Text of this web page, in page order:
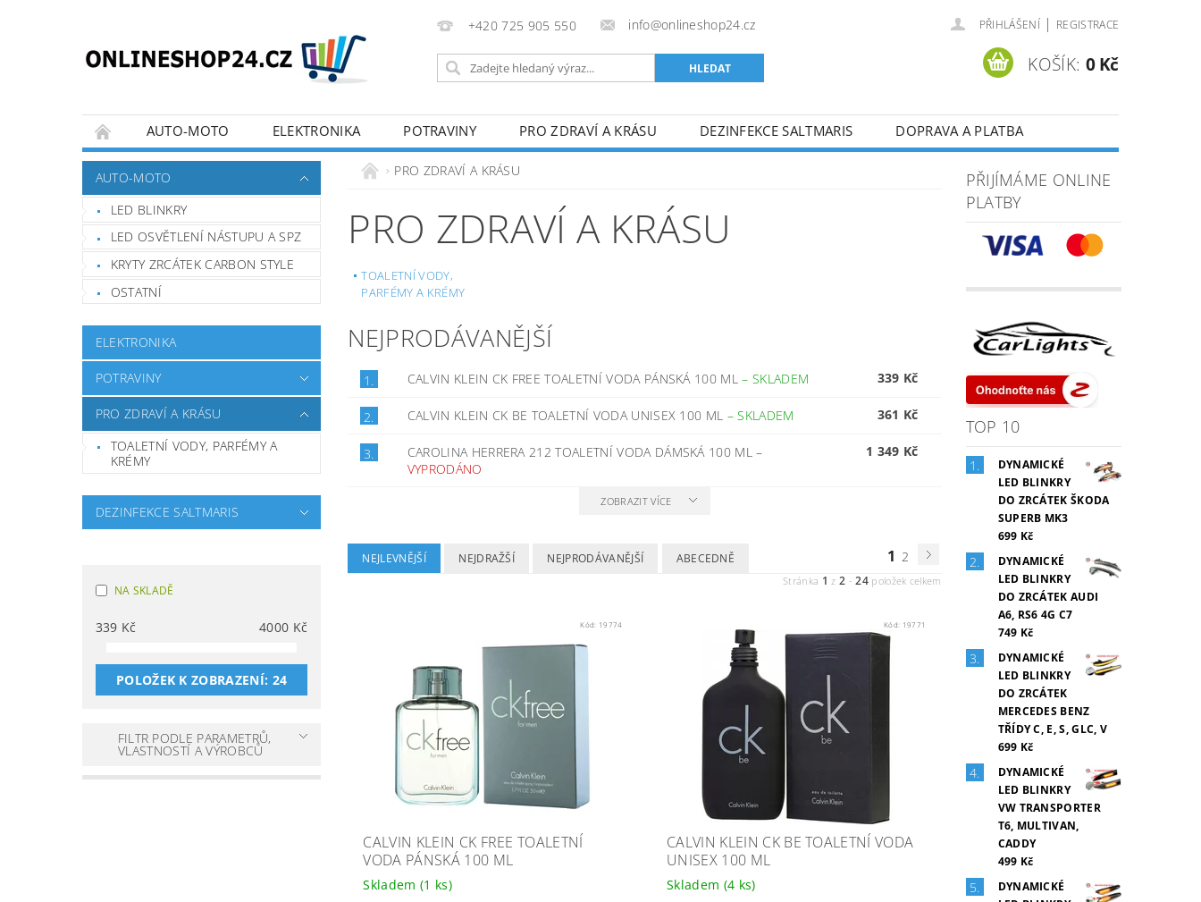
+420 725 905 550 info@onlineshop24.cz PŘIHLÁŠENÍ | REGISTRACE
KOŠÍK: 0 Kč
AUTO-MOTO ELEKTRONIKA POTRAVINY PRO ZDRAVÍ A KRÁSU DEZINFEKCE SALTMARIS
DOPRAVA A PLATBA
KONTAKTY
OBCHODNÍ PODMÍNKY GDPR
VRÁCENÍ ZBOŽÍ - ODSTOUPENÍ OD SMLOUVY
FORMULÁŘE PRO UPLATNĚNÍ REKLAMACE, ODSTOUPENÍ OD SMLOUVY
AUTO-MOTO
LED BLINKRY
LED OSVĚTLENÍ NÁSTUPU A SPZ
KRYTY ZRCÁTEK CARBON STYLE
OSTATNÍ
ELEKTRONIKA
POTRAVINY
PRO ZDRAVÍ A KRÁSU
TOALETNÍ VODY, PARFÉMY A
KRÉMY
DEZINFEKCE SALTMARIS
NA SKLADĚ
339 Kč 4000 Kč
POLOŽEK K ZOBRAZENÍ: 24
FILTR PODLE PARAMETRŮ,
VLASTNOSTÍ A VÝROBCŮ
PRO ZDRAVÍ A KRÁSU
PRO ZDRAVÍ A KRÁSU
TOALETNÍ VODY,
PARFÉMY A KRÉMY
NEJPRODÁVANĚJŠÍ
1. CALVIN KLEIN CK FREE TOALETNÍ VODA PÁNSKÁ 100 ML–SKLADEM 339 Kč
2. CALVIN KLEIN CK BE TOALETNÍ VODA UNISEX 100 ML –SKLADEM 361 Kč
3. CAROLINA HERRERA 212 TOALETNÍ VODA DÁMSKÁ 100 ML–
VYPRODÁNO
1 349 Kč
ZOBRAZIT VÍCE
NEJLEVNĚJŠÍ NEJDRAŽŠÍ NEJPRODÁVANĚJŠÍ ABECEDNĚ 1 2
Stránka 1 z2 -24položek celkem
Kód: 19774
CALVIN KLEIN CK FREE TOALETNÍ
VODA PÁNSKÁ 100 ML
Skladem (1 ks)
Kód: 19771
CALVIN KLEIN CK BE TOALETNÍ VODA
UNISEX 100 ML
Skladem (4 ks)
PŘIJÍMÁME ONLINE
PLATBY
TOP 10
DYNAMICKÉ
LED BLINKRY
DO ZRCÁTEK ŠKODA
SUPERB MK3
699 Kč
DYNAMICKÉ
LED BLINKRY
DO ZRCÁTEK AUDI
A6, RS6 4G C7
749 Kč
DYNAMICKÉ
LED BLINKRY
DO ZRCÁTEK
MERCEDES BENZ
TŘÍDY C, E, S, GLC, V
699 Kč
DYNAMICKÉ
LED BLINKRY
VW TRANSPORTER
T6, MULTIVAN,
CADDY
499 Kč
DYNAMICKÉ